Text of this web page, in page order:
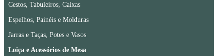
Cestos, Tabuleiros, Caixas
Espelhos, Painéis e Molduras
Jarras e Taças, Potes e Vasos
Loiça e Acessórios de Mesa